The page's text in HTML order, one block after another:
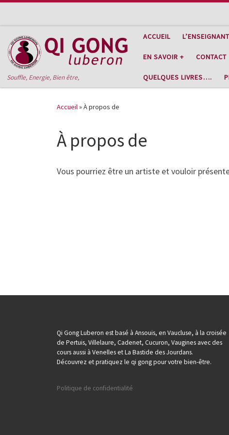
Souffle, Energie, Bien être,
ACCUEIL
EN SAVOIR + CONTACT
QUELQUES LIVRES….
Accueil»À propos de
À propos de
Vous pourriez être un artiste et vouloir
Qi Gong Luberon est basé à Ansouis, en Vaucluse, à la croisée
de Pertuis, Villelaure, Cadenet, Cucuron, Vaugines avec des
cours aussi à Venelles et La Bastide des Jourdans.
Découvrez et pratiquez le qi gong pour votre bien-être.
Politique de confidentialité